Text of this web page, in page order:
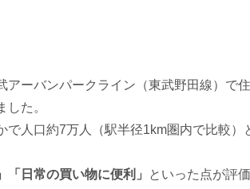
アーバンパークライン（東武野田線）で
した。
で人口約7万人（駅半径1km圏内で比較
「日常の買い物に便利」
といった点が評